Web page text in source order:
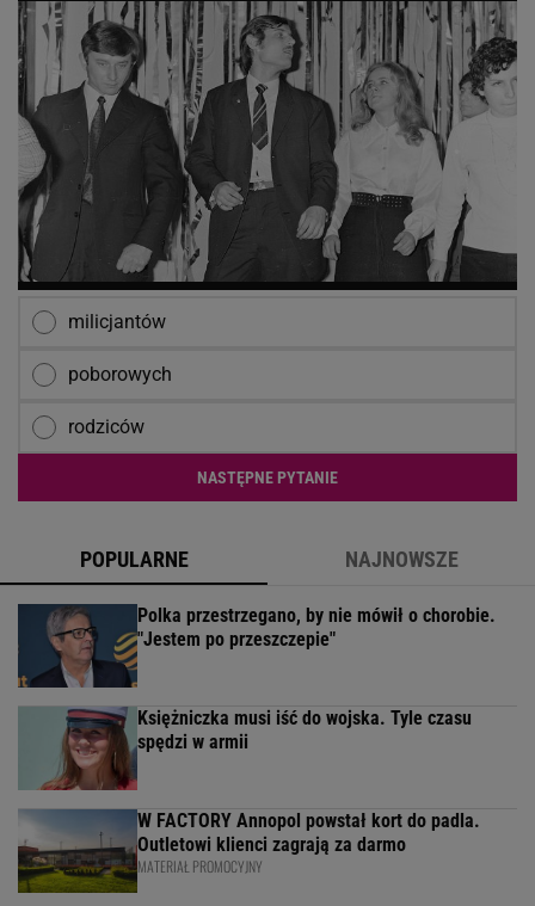
milicjantów
poborowych
rodziców
NASTĘPNE PYTANIE
POPULARNE NAJNOWSZE
Polka przestrzegano, by nie mówił o chorobie.
"Jestem po przeszczepie"
Księżniczka musi iść do wojska. Tyle czasu
spędzi w armii
W FACTORY Annopol powstał kort do padla.
Outletowi klienci zagrają za darmo
MATERIAŁ PROMOCYJNY